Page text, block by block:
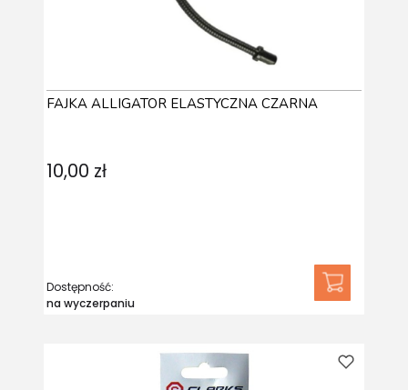
FAJKA ALLIGATOR ELASTYCZNA CZARNA
10,00 zł
Dostępność:
na wyczerpaniu